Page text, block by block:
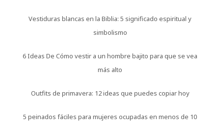
Vestiduras blancas en la Biblia: 5 significado espiritual y
simbolismo
6 Ideas De Cómo vestir a un hombre bajito para que se vea
más alto
Outfits de primavera: 12 ideas que puedes copiar hoy
5 peinados fáciles para mujeres ocupadas en menos de 10